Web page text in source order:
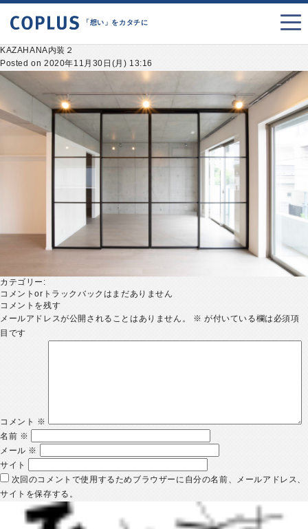
「想い」をカタチに
KAZAHANA内装２
Posted on 2020年11月30日(月) 13:16
カテゴリー:
コメントorトラックバックはまだありません
コメントを残す
メールアドレスが公開されることはありません。
※ が付いている欄は必須項
目です
コメント ※
名前 ※
メール ※
サイト
次回のコメントで使用するためブラウザーに自分の名前、メールアドレス、
サイトを保存する。